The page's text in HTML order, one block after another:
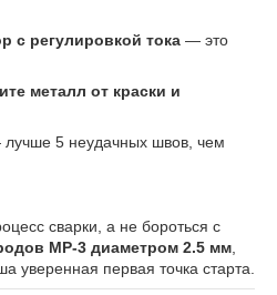
с регулировкой тока — это
металл от краски и
5 неудачных швов, чем
сварки, а не бороться с
МР-3 диаметром 2.5 мм
уверенная первая точка старта.